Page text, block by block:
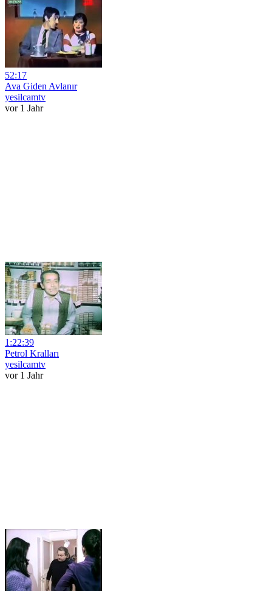
52:17
Ava Giden Avlanır
yesilcamtv
vor 1 Jahr
1:22:39
Petrol Kralları
yesilcamtv
vor 1 Jahr